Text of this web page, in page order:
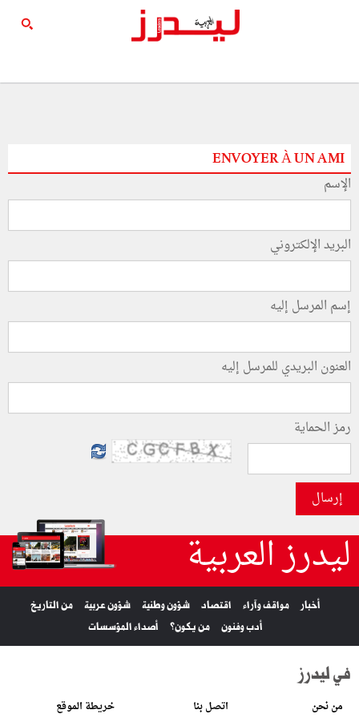
ENVOYER À UN AMI
الإسم
البريد الإلكتروني
إسم المرسل إليه
العنون البريدي للمرسل إليه
رمز الحماية
إرسال
ليدرز العربية
أخبار مواقف وآراء اقتصاد شؤون وطنية شؤون عربية
من التاريخ
أدب وفنون
من يكون؟ أصداء المؤسسات
في ليدرز
من نحن اتصل بنا خريطة الموقع